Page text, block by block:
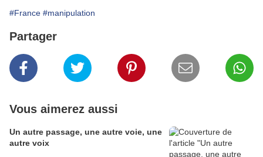
#France #manipulation
Partager
Vous aimerez aussi
Un autre passage, une autre voie, une
autre voix